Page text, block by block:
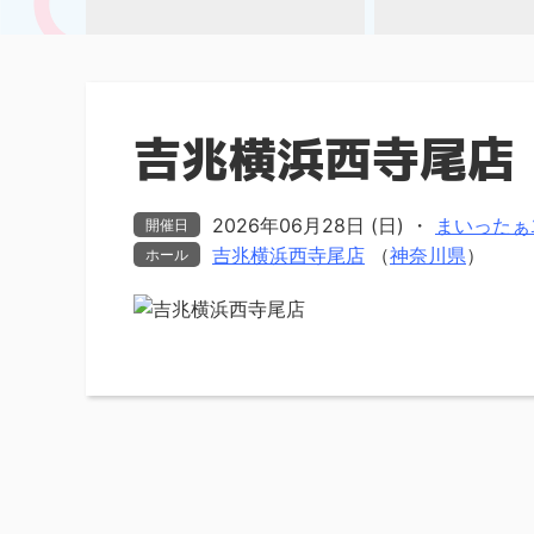
吉兆横浜西寺尾店
開催日 2026年06月28日 (日) ・ まいった
ホール 吉兆横浜西寺尾店 （神奈川県）